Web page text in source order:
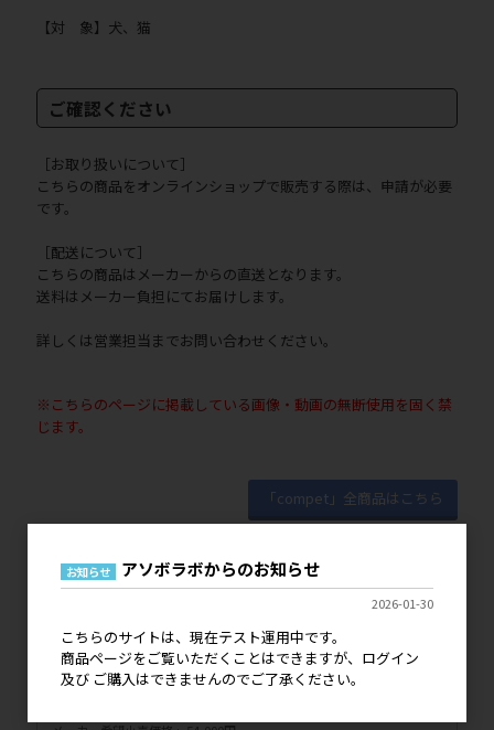
【対 象】犬、猫
ご確認ください
［お取り扱いについて］
こちらの商品をオンラインショップで販売する際は、申請が必要
です。
［配送について］
こちらの商品はメーカーからの直送となります。
送料はメーカー負担にてお届けします。
詳しくは営業担当までお問い合わせください。
※こちらのページに掲載している画像・動画の無断使用を固く禁
じます。
「compet」全商品はこちら
【直送】ワイビオグリーン / compet ミリミリ キ
ャリー
品番
4972990196130
お知らせ アソボラボからのお知らせ
2026-01-30
こちらのサイトは、現在テスト運用中です。
商品ページをご覧いただくことはできますが、ログイン
及び ご購入はできませんのでご了承ください。